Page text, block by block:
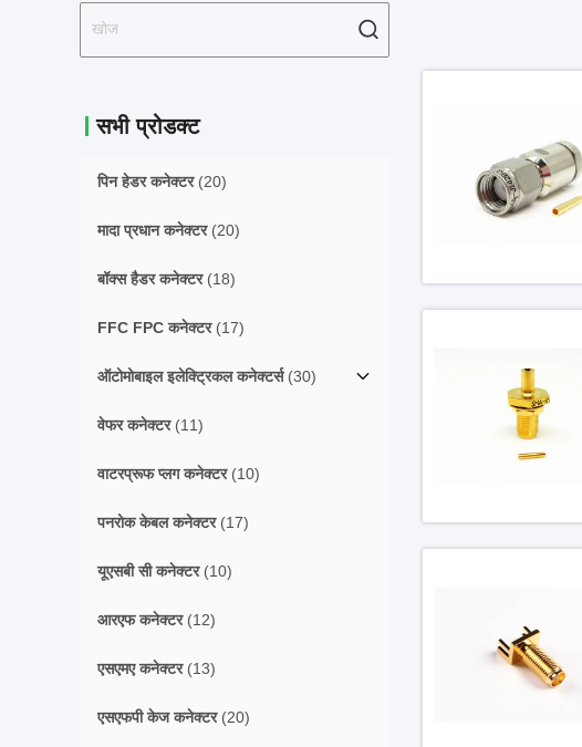
सभी प्रोडक्ट
पिन हेडर कनेक्टर(20)
मादा प्रधान कनेक्टर(20)
बॉक्स हैडर कनेक्टर(18)
FFC FPC कनेक्टर(17)
ऑटोमोबाइल इलेक्ट्रिकल कनेक्टर्स(30)
वेफर कनेक्टर(11)
वाटरप्रूफ प्लग कनेक्टर(10)
पनरोक केबल कनेक्टर(17)
यूएसबी सी कनेक्टर(10)
आरएफ कनेक्टर(12)
एसएमए कनेक्टर(13)
एसएफपी केज कनेक्टर(20)